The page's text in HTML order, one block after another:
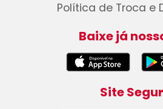
Política de Troca e
Baixe já
Site